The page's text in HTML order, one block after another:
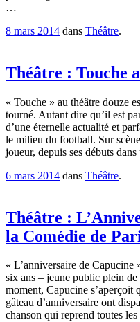
…
8 mars 2014 dans Théâtre.
Théâtre : Touche
« Touche » au théâtre douze
tourné. Autant dire qu’il est
d’une éternelle actualité et
le milieu du football. Sur
joueur, depuis ses débuts
6 mars 2014 dans Théâtre.
Théâtre :
la Comédie de
« L’anniversaire de Capucine
six ans – jeune public plein
moment, Capucine s’aperçoit
gâteau d’anniversaire ont
chanson qui reprend toutes